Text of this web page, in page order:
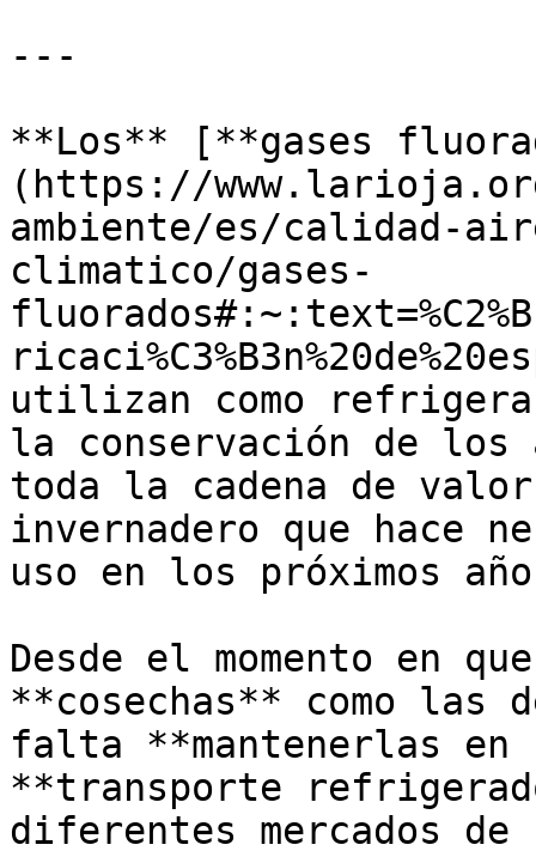
---
**Los** [**gases
(https://
ambiente/es/calidad-
climatico/gases-
utilizan como
la conservación de
toda la cadena de
invernadero que hace
uso en los próximos
Desde el momento en
**cosechas** como las
falta **mantenerlas
**transporte
diferentes mercados